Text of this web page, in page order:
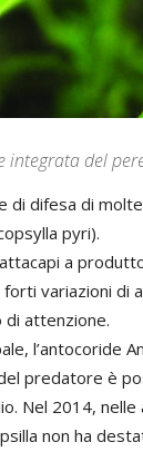
integrata del
di difesa di
pyri).
a
variazioni di
di attenzione.
l’antocoride
predatore è
Nel 2014, nelle
non ha